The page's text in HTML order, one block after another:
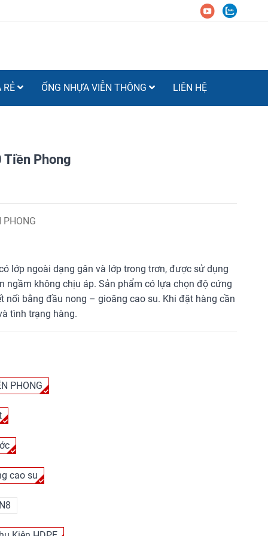
RẺ ỐNG NHỰA VIỄN THÔNG LIÊN HỆ
Tiền Phong
PHONG
lớp ngoài dạng gân và lớp trong trơn, được sử dụng
ngầm không chịu áp. Sản phẩm có lựa chọn độ cứng
nối bằng đầu nong – gioăng cao su. Khi đặt hàng cần
tình trạng hàng.
PHONG
cao su